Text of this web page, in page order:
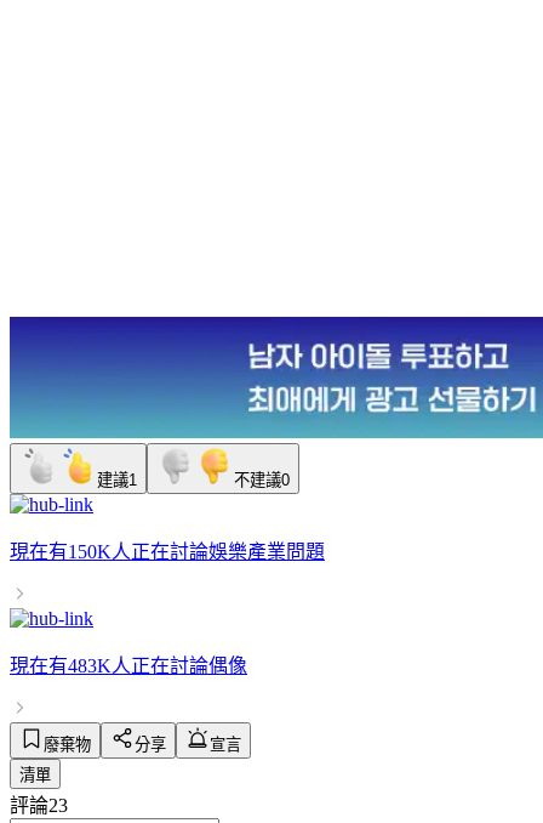
建議1 不建議0
現在有150K人正在討論娛樂產業問題
現在有483K人正在討論偶像
廢棄物 分享
宣言
清單
評論23